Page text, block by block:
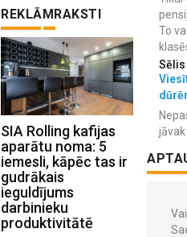
REKLĀMRAKSTI
SIA Rolling kafijas
aparātu noma: 5
iemesli, kāpēc tas ir
gudrākais
ieguldījums
darbinieku
produktivitātē
To
Sēlis